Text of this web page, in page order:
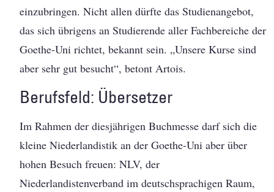
einzubringen. Nicht allen dürfte das Studienangebot,
das sich übrigens an Studierende aller Fachbereiche der
Goethe-Uni richtet, bekannt sein. „Unsere Kurse sind
aber sehr gut besucht“, betont Artois.
Berufsfeld: Übersetzer
Im Rahmen der diesjährigen Buchmesse darf sich die
kleine Niederlandistik an der Goethe-Uni aber über
hohen Besuch freuen: NLV, der
Niederlandistenverband im deutschsprachigen Raum,